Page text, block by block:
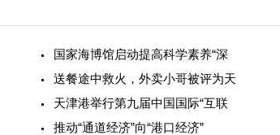
国家海博馆启动提高科学素养“深
送餐途中救火，外卖小哥被评为天
天津港举行第九届中国国际“互联
推动“通道经济”向“港口经济”